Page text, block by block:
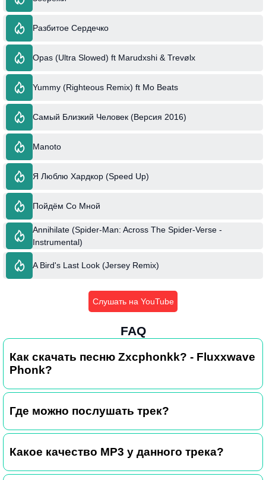
Разбитое Сердечко
Opas (Ultra Slowed) ft Marudxshi & Trevølx
Yummy (Righteous Remix) ft Mo Beats
Самый Близкий Человек (Версия 2016)
Manoto
Я Люблю Хардкор (Speed Up)
Пойдём Со Мной
Annihilate (Spider-Man: Across The Spider-Verse -
Instrumental)
A Bird's Last Look (Jersey Remix)
Слушать на YouTube
FAQ
Как скачать песню Zxcphonkk? - Fluxxwave
Phonk?
Где можно послушать трек?
Какое качество MP3 у данного трека?